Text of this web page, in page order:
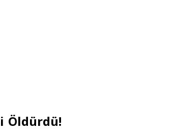
Öldürdü!